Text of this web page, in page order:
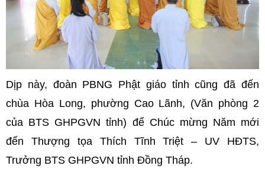
Dịp này, đoàn PBNG Phật giáo tỉnh cũng đã đến
chùa Hòa Long, phường Cao Lãnh, (Văn phòng 2
của BTS GHPGVN tỉnh) để Chúc mừng Năm mới
đến Thượng tọa Thích Tĩnh Triệt – UV HĐTS,
Trưởng BTS GHPGVN tỉnh Đồng Tháp.